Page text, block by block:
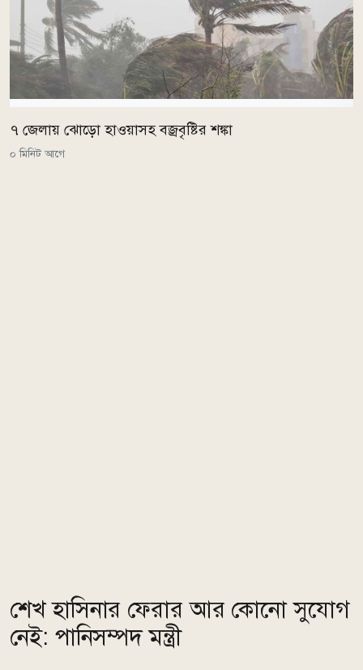
৭ জেলায় ঝোড়ো হাওয়াসহ বজ্রবৃষ্টির শঙ্কা
০ মিনিট আগে
শেখ হাসিনার ফেরার আর কোনো সুযোগ
নেই: পানিসম্পদ মন্ত্রী